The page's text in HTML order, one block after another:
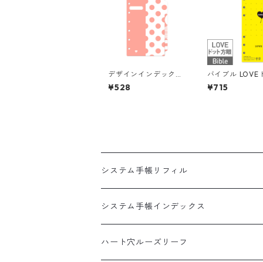
デザインインデックス
ミニ6穴 4山 システム
手帳
¥528
バイブル LOVE
方眼 6丸穴 100
ステム手帳リフ
¥715
システム手帳リフィル
A5
HB×WA5
システム手帳インデックス
A5
ハート穴ルーズリーフ